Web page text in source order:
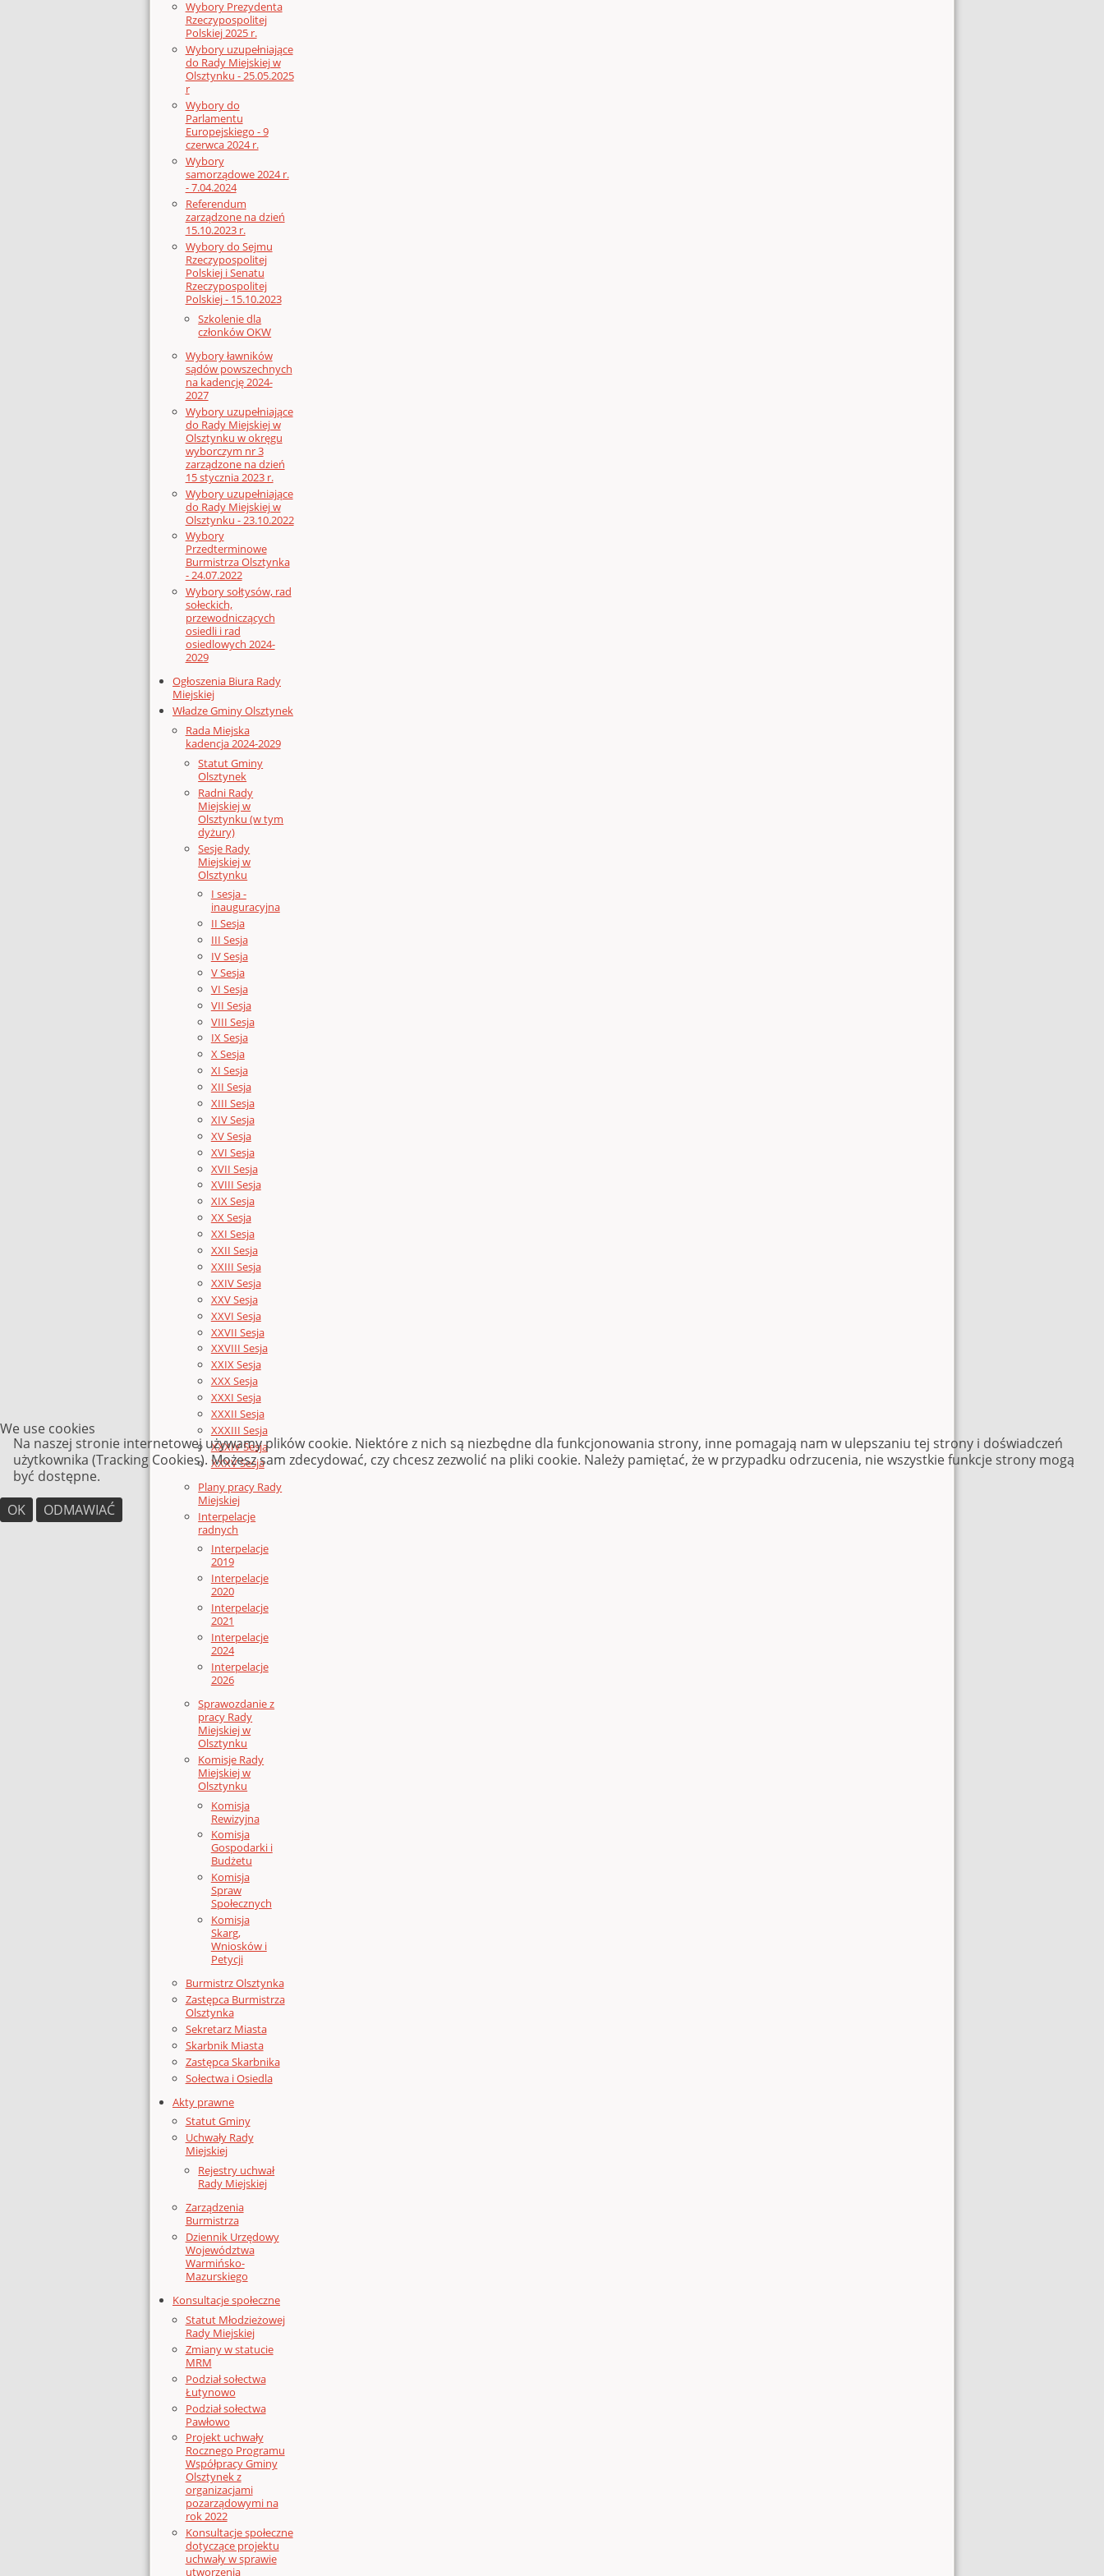
Wybory Prezydenta
Rzeczypospolitej
Polskiej 2025 r.
Wybory uzupełniające
do Rady Miejskiej w
Olsztynku - 25.05.2025
r
Wybory do
Parlamentu
Europejskiego - 9
czerwca 2024 r.
Wybory
samorządowe 2024 r.
- 7.04.2024
Referendum
zarządzone na dzień
15.10.2023 r.
Wybory do Sejmu
Rzeczypospolitej
Polskiej i Senatu
Rzeczypospolitej
Polskiej - 15.10.2023
Szkolenie dla
członków OKW
Wybory ławników
sądów powszechnych
na kadencję 2024-
2027
Wybory uzupełniające
do Rady Miejskiej w
Olsztynku w okręgu
wyborczym nr 3
zarządzone na dzień
15 stycznia 2023 r.
Wybory uzupełniające
do Rady Miejskiej w
Olsztynku - 23.10.2022
Wybory
Przedterminowe
Burmistrza Olsztynka
- 24.07.2022
Wybory sołtysów, rad
sołeckich,
przewodniczących
osiedli i rad
osiedlowych 2024-
2029
Ogłoszenia Biura Rady
Miejskiej
Władze Gminy Olsztynek
Rada Miejska
kadencja 2024-2029
Statut Gminy
Olsztynek
Radni Rady
Miejskiej w
Olsztynku (w tym
dyżury)
Sesje Rady
Miejskiej w
Olsztynku
I sesja -
inauguracyjna
II Sesja
III Sesja
IV Sesja
V Sesja
VI Sesja
VII Sesja
VIII Sesja
IX Sesja
X Sesja
XI Sesja
XII Sesja
XIII Sesja
XIV Sesja
XV Sesja
XVI Sesja
XVII Sesja
XVIII Sesja
XIX Sesja
XX Sesja
XXI Sesja
XXII Sesja
XXIII Sesja
XXIV Sesja
XXV Sesja
XXVI Sesja
XXVII Sesja
XXVIII Sesja
XXIX Sesja
XXX Sesja
XXXI Sesja
XXXII Sesja
XXXIII Sesja
XXXIV Sesja
XXXV Sesja
Plany pracy Rady
Miejskiej
Interpelacje
radnych
Interpelacje
2019
Interpelacje
2020
Interpelacje
2021
Interpelacje
2024
Interpelacje
2026
Sprawozdanie z
pracy Rady
Miejskiej w
Olsztynku
Komisje Rady
Miejskiej w
Olsztynku
Komisja
Rewizyjna
Komisja
Gospodarki i
Budżetu
Komisja
Spraw
Społecznych
Komisja
Skarg,
Wniosków i
Petycji
Burmistrz Olsztynka
Zastępca Burmistrza
Olsztynka
Sekretarz Miasta
Skarbnik Miasta
Zastępca Skarbnika
Sołectwa i Osiedla
Akty prawne
Statut Gminy
Uchwały Rady
Miejskiej
Rejestry uchwał
Rady Miejskiej
Zarządzenia
Burmistrza
Dziennik Urzędowy
Województwa
Warmińsko-
Mazurskiego
Konsultacje społeczne
Statut Młodzieżowej
Rady Miejskiej
Zmiany w statucie
MRM
Podział sołectwa
Łutynowo
Podział sołectwa
Pawłowo
Projekt uchwały
Rocznego Programu
Współpracy Gminy
Olsztynek z
organizacjami
pozarządowymi na
rok 2022
Konsultacje społeczne
dotyczące projektu
uchwały w sprawie
utworzenia
We use cookies
Na naszej stronie internetowej używamy plików cookie. Niektóre z nich są niezbędne dla funkcjonowania strony, inne pomagają nam w ulepszaniu tej strony i doświadczeń
użytkownika (Tracking Cookies). Możesz sam zdecydować, czy chcesz zezwolić na pliki cookie. Należy pamiętać, że w przypadku odrzucenia, nie wszystkie funkcje strony mogą
być dostępne.
OK
ODMAWIAĆ